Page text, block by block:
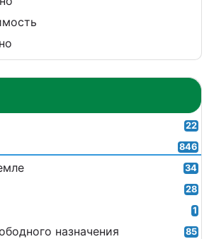
22
846
34
28
1
назначения 85